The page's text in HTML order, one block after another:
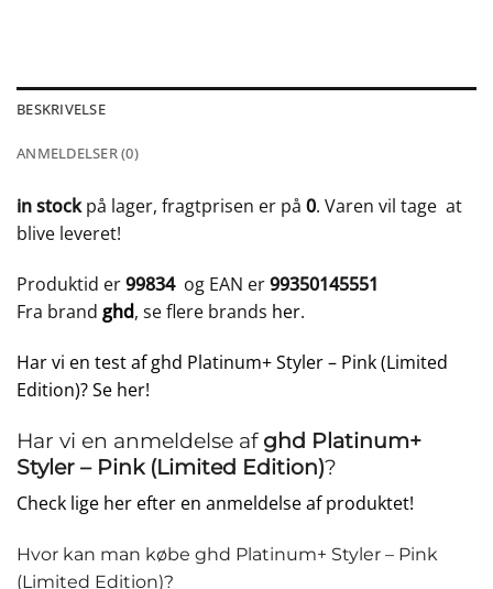
BESKRIVELSE
ANMELDELSER (0)
in stockpå lager, fragtprisen er på 0. Varen vil tage at
blive leveret!
Produktid er99834 og EAN er99350145551
Fra brand ghd, se flere brands her.
Har vi en test af ghd Platinum+ Styler – Pink (Limited
Edition)? Se her!
Har vi en anmeldelse af ghd Platinum+
Styler – Pink (Limited Edition)?
Check lige her efter en anmeldelse af produktet!
Hvor kan man købe ghd Platinum+ Styler – Pink
(Limited Edition)?